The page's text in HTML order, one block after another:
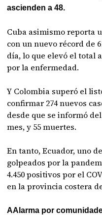
ascienden a 48.
Cuba asimismo reporta
con un nuevo récord de
día, lo que elevó el total
por la enfermedad.
Y Colombia superó el
confirmar 274 nuevos
desde que se informó
mes, y 55 muertes.
En tanto, Ecuador, uno
golpeados por la
4.450 positivos por el
en la provincia costera
AAlarma por